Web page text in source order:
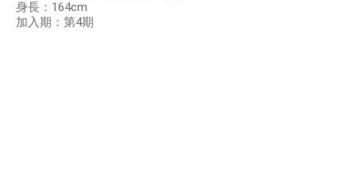
身長：164cm
加入期：第4期